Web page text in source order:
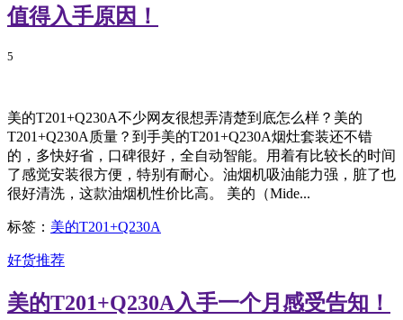
值得入手原因！
5
美的T201+Q230A不少网友很想弄清楚到底怎么样？美的
T201+Q230A质量？到手美的T201+Q230A烟灶套装还不错
的，多快好省，口碑很好，全自动智能。用着有比较长的时间
了感觉安装很方便，特别有耐心。油烟机吸油能力强，脏了也
很好清洗，这款油烟机性价比高。 美的（Mide...
标签： 美的T201+Q230A
好货推荐
美的T201+Q230A入手一个月感受告知！